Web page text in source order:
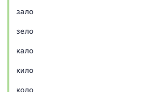
зало
зело
кало
кило
коло